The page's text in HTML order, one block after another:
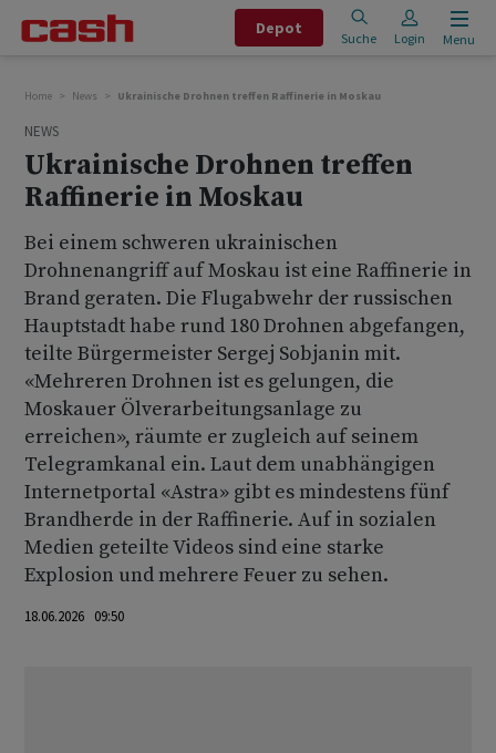
Depot
Suche Login Menu
Home News Ukrainische Drohnen treffen Raffinerie in Moskau
NEWS
Ukrainische Drohnen treffen
Raffinerie in Moskau
Bei einem schweren ukrainischen
Drohnenangriff auf Moskau ist eine Raffinerie in
Brand geraten. Die Flugabwehr der russischen
Hauptstadt habe rund 180 Drohnen abgefangen,
teilte Bürgermeister Sergej Sobjanin mit.
«Mehreren Drohnen ist es gelungen, die
Moskauer Ölverarbeitungsanlage zu
erreichen», räumte er zugleich auf seinem
Telegramkanal ein. Laut dem unabhängigen
Internetportal «Astra» gibt es mindestens fünf
Brandherde in der Raffinerie. Auf in sozialen
Medien geteilte Videos sind eine starke
Explosion und mehrere Feuer zu sehen.
18.06.2026 09:50